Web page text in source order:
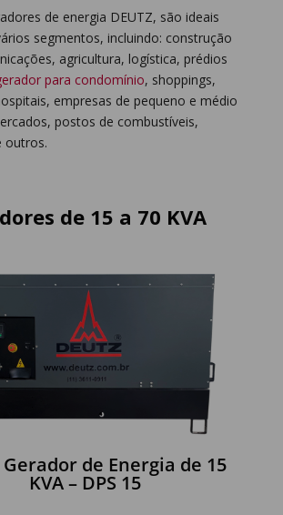
de energia DEUTZ, são ideais
segmentos, incluindo: construção
agricultura, logística, prédios
para condomínio, shoppings,
empresas de pequeno e médio
postos de combustíveis,
outros.
de 15 a 70 KVA
de Energia de 15
KVA – DPS 15